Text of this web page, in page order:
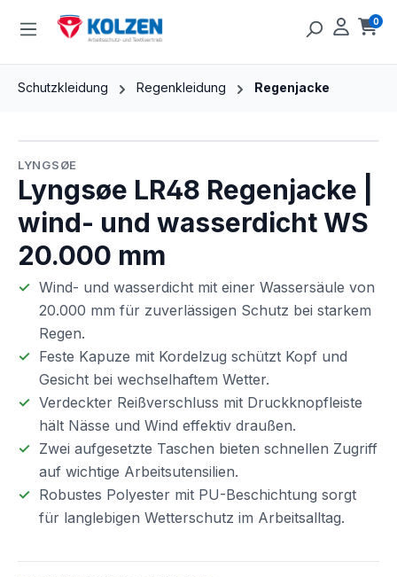
Zum Hauptinhalt springen 0
Schutzkleidung Regenkleidung Regenjacke
LYNGSØE
Lyngsøe LR48 Regenjacke |
wind- und wasserdicht WS
20.000 mm
Wind- und wasserdicht mit einer Wassersäule von
20.000 mm für zuverlässigen Schutz bei starkem
Regen.
Feste Kapuze mit Kordelzug schützt Kopf und
Gesicht bei wechselhaftem Wetter.
Verdeckter Reißverschluss mit Druckknopfleiste
hält Nässe und Wind effektiv draußen.
Zwei aufgesetzte Taschen bieten schnellen Zugriff
auf wichtige Arbeitsutensilien.
Robustes Polyester mit PU-Beschichtung sorgt
für langlebigen Wetterschutz im Arbeitsalltag.